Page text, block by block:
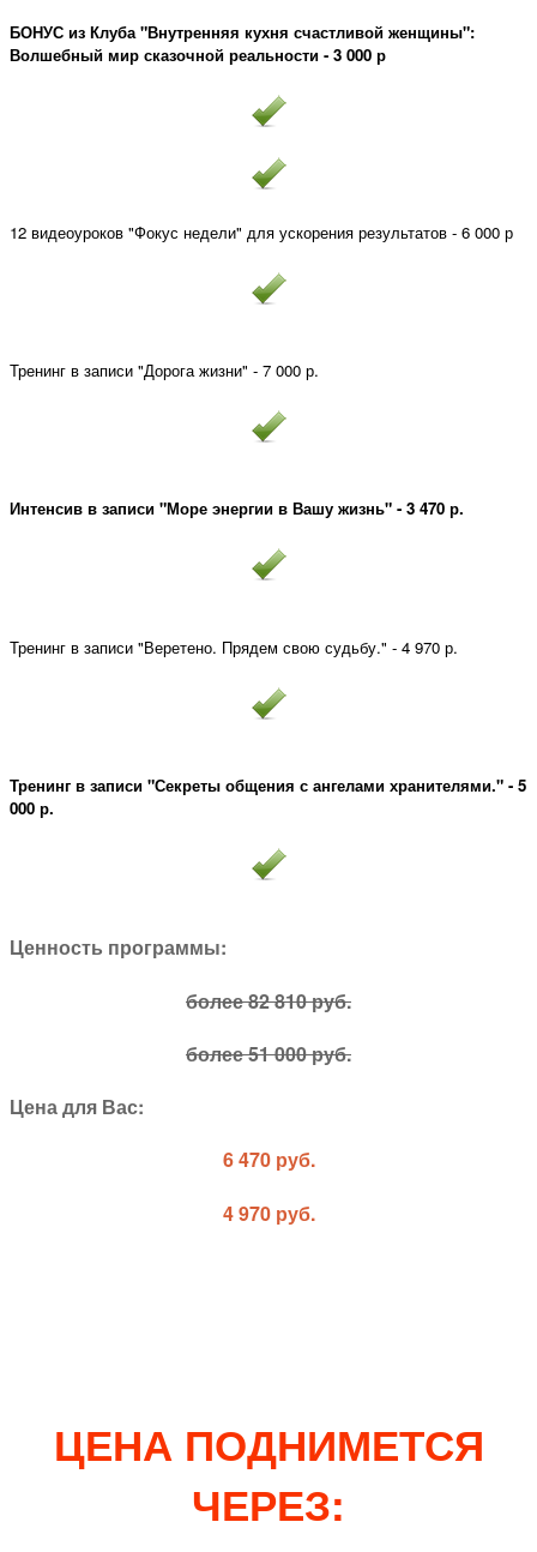
БОНУС из Клуба "Внутренняя кухня счастливой женщины":
Волшебный мир сказочной реальности - 3 000 р
12 видеоуроков "Фокус недели" для ускорения результатов - 6 000 р
Тренинг в записи "Дорога жизни" - 7 000 р.
Интенсив в записи "Море энергии в Вашу жизнь" - 3 470 р.
Тренинг в записи "Веретено. Прядем свою судьбу." - 4 970 р.
Тренинг в записи "Секреты общения с ангелами хранителями." - 5
000 р.
Ценность программы:
более 82 810 руб.
более 51 000 руб.
Цена для Вас:
6 470 руб.
4 970 руб.
ЦЕНА ПОДНИМЕТСЯ
ЧЕРЕЗ: